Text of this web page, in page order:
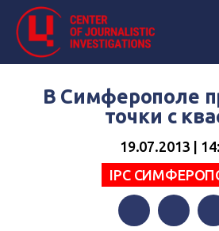
В Симферополе
точки с
19.07.2013 |
IPC